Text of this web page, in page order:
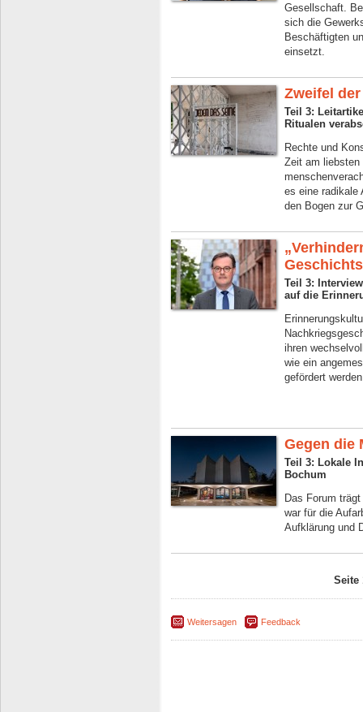
Gesellschaft.
sich die
Beschäftigten
einsetzt.
Zweifel
Teil 3:
Ritualen
Rechte und
Zeit am liebsten
es eine radikale
den Bogen zur
Teil 3:
auf die
ihren
wie ein
gefördert
Gegen die
Teil 3: Lokale
Bochum
Das Forum
war für die
Aufklärung und
Seite
Weitersagen Feedback